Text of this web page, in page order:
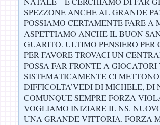
SPEZZONE ANCHE AL GRANDE
POSSIAMO CERTAMENTE FARE A
ASPETTIAMO ANCHE IL BUON
GUARITO. ULTIMO PENSIERO
PER FAVORE TROVACI UN
POSSA FAR FRONTE A
SISTEMATICAMENTE CI
DIFFICOLTA’VEDI DI MICHELE, DI
COMUNQUE SEMPRE FORZA
VOGLIAMO INIZIARE IL NS.
UNA GRANDE VITTORIA. FORZA